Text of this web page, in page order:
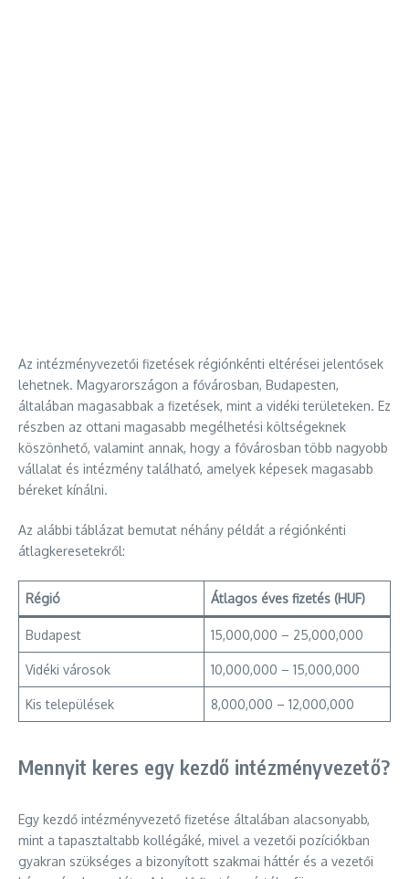
Az intézményvezetői fizetések régiónkénti eltérései jelentősek
lehetnek. Magyarországon a fővárosban, Budapesten,
általában magasabbak a fizetések, mint a vidéki területeken. Ez
részben az ottani magasabb megélhetési költségeknek
köszönhető, valamint annak, hogy a fővárosban több nagyobb
vállalat és intézmény található, amelyek képesek magasabb
béreket kínálni.
Az alábbi táblázat bemutat néhány példát a régiónkénti
átlagkeresetekről:
Régió Átlagos éves fizetés (HUF)
Budapest 15,000,000 – 25,000,000
Vidéki városok 10,000,000 – 15,000,000
Kis települések 8,000,000 – 12,000,000
Mennyit keres egy kezdő intézményvezető?
Egy kezdő intézményvezető fizetése általában alacsonyabb,
mint a tapasztaltabb kollégáké, mivel a vezetői pozíciókban
gyakran szükséges a bizonyított szakmai háttér és a vezetői